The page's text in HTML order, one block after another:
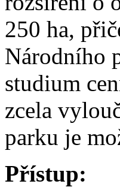
250 ha,
Národního
studium
zcela
parku je
Přístup: